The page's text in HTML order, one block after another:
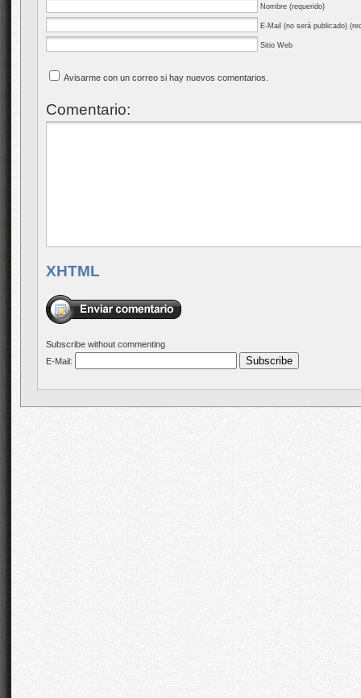
Nombre (requerido)
E-Mail (no será publicado)
Sitio Web
Avisarme con un correo si hay nuevos comentarios.
Comentario:
XHTML
Subscribe without commenting
E-Mail: